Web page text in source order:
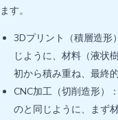
ます。
3Dプリント（積層造形
じように、材料（液状
初から積み重ね、最終
CNC加工（切削造形）
のと同じように、まず